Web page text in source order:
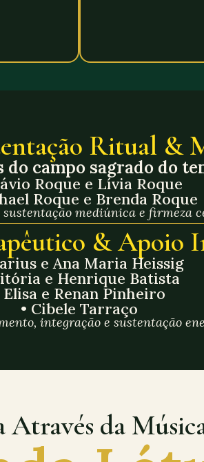
Ritual &
do campo sagrado do
Roque e Lívia Roque
Roque e Brenda Roque
mediúnica e firmeza
& Apoio
e Ana Maria Heissig
e Henrique Batista
Elisa e Renan Pinheiro
• Cibele Tarraço
integração e sustentação
Através da